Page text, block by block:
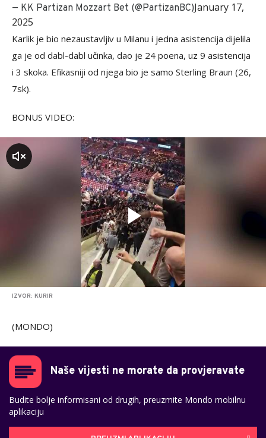
— KK Partizan Mozzart Bet (@PartizanBC)January 17,
2025
Karlik je bio nezaustavljiv u Milanu i jedna asistencija dijelila
ga je od dabl-dabl učinka, dao je 24 poena, uz 9 asistencija
i 3 skoka. Efikasniji od njega bio je samo Sterling Braun (26,
7sk).
BONUS VIDEO:
IZVOR: KURIR
(MONDO)
Naše vijesti ne morate da provjeravate
Budite bolje informisani od drugih, preuzmite Mondo mobilnu
aplikaciju